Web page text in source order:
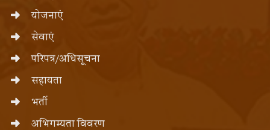
योजनाएं
सेवाएं
परिपत्र/अधिसूचना
सहायता
भर्ती
अभिगम्यता विवरण